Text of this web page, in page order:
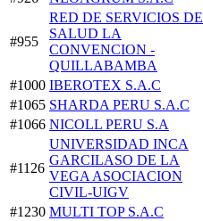
#955
RED DE SERVICIOS DE
SALUD LA
CONVENCION -
QUILLABAMBA
#1000 IBEROTEX S.A.C
#1065 SHARDA PERU S.A.C
#1066 NICOLL PERU S.A
#1126
UNIVERSIDAD INCA
GARCILASO DE LA
VEGA ASOCIACION
CIVIL-UIGV
#1230 MULTI TOP S.A.C